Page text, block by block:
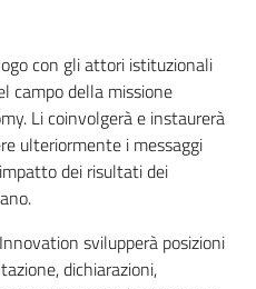
con gli attori istituzionali
campo della missione
Li coinvolgerà e instaurerà
ulteriormente i messaggi
dei risultati dei
svilupperà posizioni
dichiarazioni,